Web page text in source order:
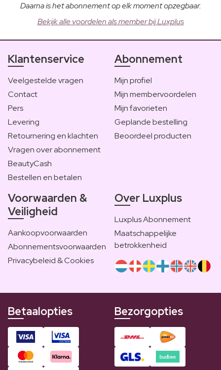
Daarna is het abonnement op elk moment opzegbaar.
Bekijk alle voordelen als member bij Luxplus
Klantenservice
Veelgestelde vragen
Contact
Pers
Levering
Retournering en klachten
Vragen over abonnement
BeautyCash
Bestellen en betalen
Abonnement
Mijn profiel
Mijn membervoordelen
Mijn favorieten
Geplande bestelling
Beoordeel producten
Voorwaarden &
Veiligheid
Aankoopvoorwaarden
Abonnementsvoorwaarden
Privacybeleid & Cookies
Over Luxplus
Luxplus Abonnement
Maatschappelijke
betrokkenheid
Betaalopties Bezorgopties